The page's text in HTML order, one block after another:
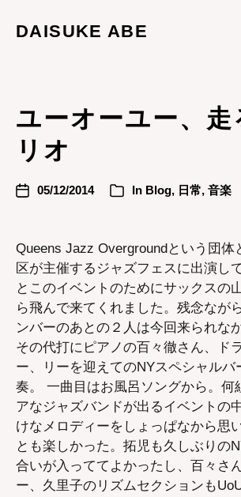
DAISUKE ABE
ユーオーユー、走
リオ
05/12/2014 In Blog, 日常, 音楽
Queens Jazz Overgroundという団体
区が主催するジャズフェスに出演し
とこのイベントのためにサックスの
ら飛んで来てくれました。残念なが
ンバーのあとの２人は今回来られな
その代打にピアノの百々徹さん、ド
ー、リーを迎えてのNYスペシャルバ
奏。 一曲目はお風呂ソングから。何
アなジャズバンドが出るイベントの
けなメロディーをしょっぱなから思
とも楽しかった。拓児も久しぶりの
合いが入っててよかったし、百々さ
ー、久里子のリズムセクションも